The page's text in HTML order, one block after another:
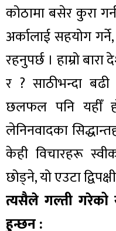
कोठामा बसेर कुरा
अर्कालाई सहयोग
रहनुपर्छ । हाम्रो
र ? साठीभन्दा बढी
छलफल पनि यहीँ
लेनिनवादका
केही विचारहरू
छोड्ने, यो एउटा
त्यसैले गल्ती गरेको
हुन्छन :